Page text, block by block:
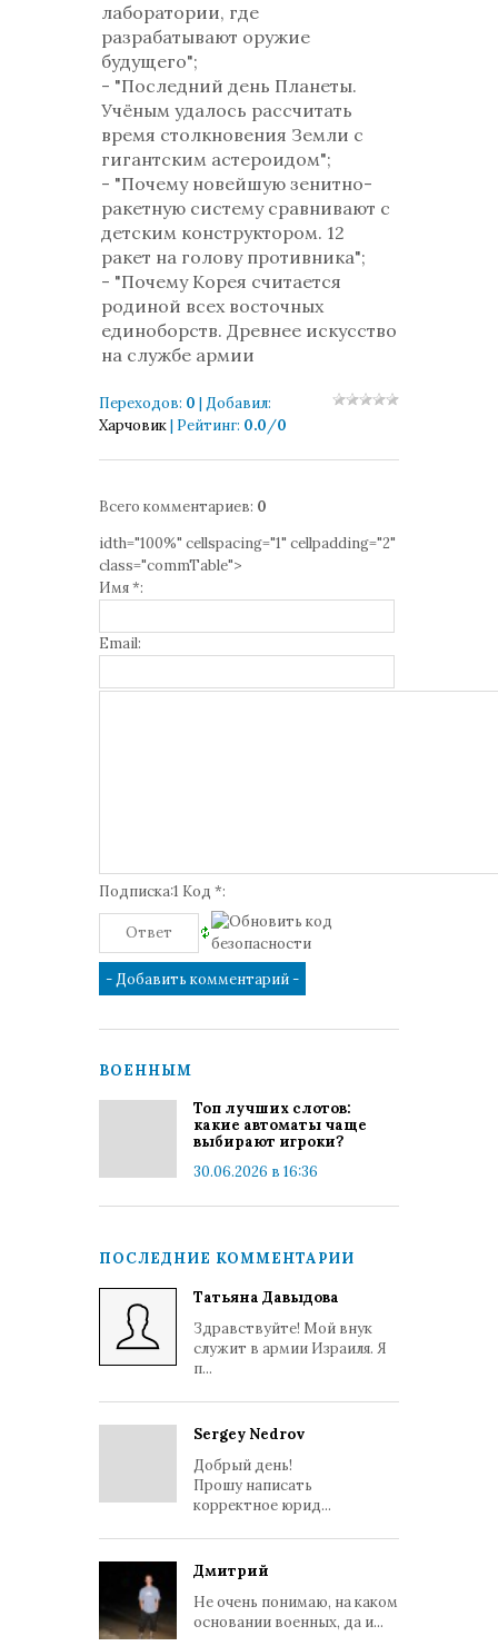
лаборатории, где
разрабатывают оружие
будущего";
- "Последний день Планеты.
Учёным удалось рассчитать
время столкновения Земли с
гигантским астероидом";
- "Почему новейшую зенитно-
ракетную систему сравнивают с
детским конструктором. 12
ракет на голову противника";
- "Почему Корея считается
родиной всех восточных
единоборств. Древнее искусство
на службе армии
Переходов: 0 | Добавил:
Харчовик| Рейтинг: 0.0/0
Всего комментариев: 0
idth="100%" cellspacing="1" cellpadding="2"
class="commTable">
Имя *:
Email:
Подписка:1 Код *:
ВОЕННЫМ
Топ лучших слотов:
какие автоматы чаще
выбирают игроки?
30.06.2026 в 16:36
ПОСЛЕДНИЕ КОММЕНТАРИИ
Татьяна Давыдова
Здравствуйте! Мой внук
служит в армии Израиля. Я
п...
Sergey Nedrov
Добрый день!
Прошу написать
корректное юрид...
Дмитрий
Не очень понимаю, на каком
основании военных, да и...